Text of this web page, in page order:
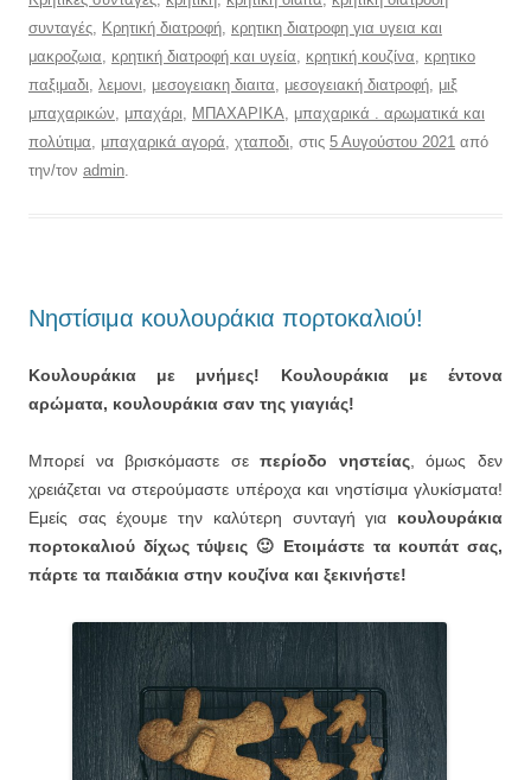
συνταγές, Κρητική διατροφή, κρητικη διατροφη για υγεια και
μακροζωια, κρητική διατροφή και υγεία, κρητική κουζίνα, κρητικο
παξιμαδι, λεμονι, μεσογειακη διαιτα, μεσογειακή διατροφή, μιξ
μπαχαρικών, μπαχάρι, ΜΠΑΧΑΡΙΚΑ, μπαχαρικά . αρωματικά και
πολύτιμα, μπαχαρικά αγορά, χταποδι, στις 5 Αυγούστου 2021 από
την/τον admin.
Νηστίσιμα κουλουράκια πορτοκαλιού!
Κουλουράκια με μνήμες! Κουλουράκια με έντονα
αρώματα, κουλουράκια σαν της γιαγιάς!
Μπορεί να βρισκόμαστε σεπερίοδο νηστείας, όμως δεν
χρειάζεται να στερούμαστε υπέροχα και νηστίσιμα γλυκίσματα!
Εμείς σας έχουμε την καλύτερη συνταγή για κουλουράκια
πορτοκαλιού δίχως τύψεις 🙂 Ετοιμάστε τα κουπάτ σας,
πάρτε τα παιδάκια στην κουζίνα και ξεκινήστε!